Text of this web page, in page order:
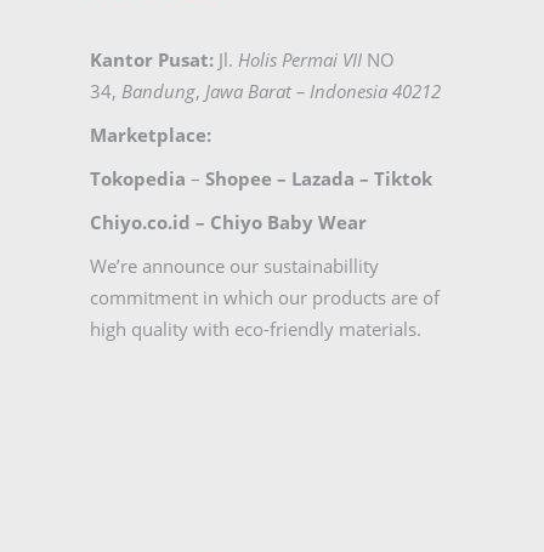
Kantor Pusat: Jl. Holis Permai VII NO
34, Bandung, Jawa Barat – Indonesia 40212
Marketplace:
Tokopedia – Shopee – Lazada – Tiktok
Chiyo.co.id – Chiyo Baby Wear
We’re announce our sustainabillity
commitment in which our products are of
high quality with eco-friendly materials.